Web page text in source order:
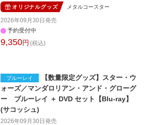
オリジナルグッズ メタルコースター
2026年09月30日 発売
予約受付中
9,350円 (税込)
ブルーレイ
【数量限定グッズ】スター・ウ
ォーズ／マンダロリアン・アンド・グローグ
ー ブルーレイ ＋ DVD セット【Blu-ray】
(サコッシュ)
2026年09月30日発売